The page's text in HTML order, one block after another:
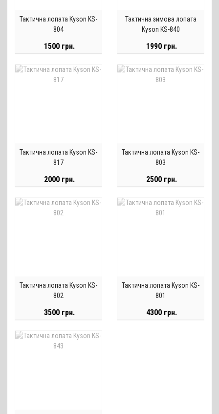
Тактична лопата Kyson KS-
804
1500 грн.
Тактична зимова лопата
Kyson KS-840
1990 грн.
Тактична лопата Kyson KS-
817
2000 грн.
Тактична лопата Kyson KS-
803
2500 грн.
Тактична лопата Kyson KS-
802
3500 грн.
Тактична лопата Kyson KS-
801
4300 грн.